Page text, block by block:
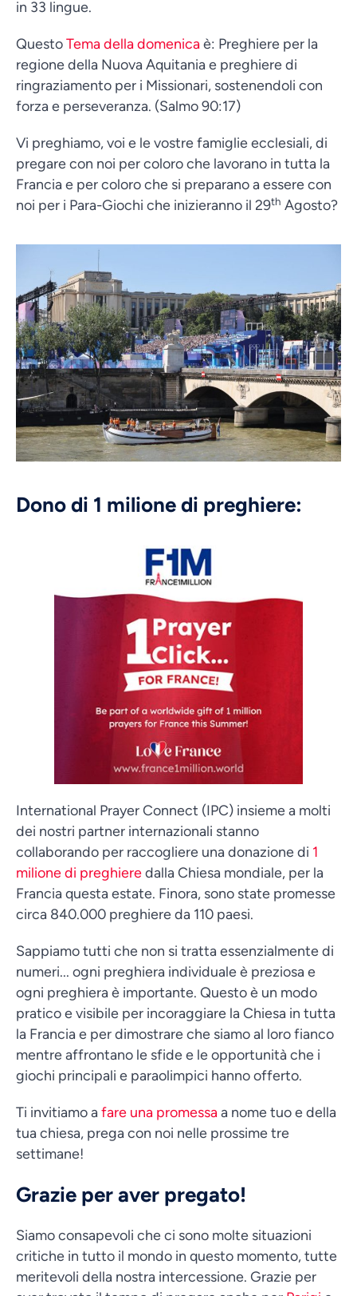
in 33 lingue.
QuestoTema della domenicaè: Preghiere per la
regione della Nuova Aquitania e preghiere di
ringraziamento per i Missionari, sostenendoli con
forza e perseveranza. (Salmo 90:17)
Vi preghiamo, voi e le vostre famiglie ecclesiali, di
pregare con noi per coloro che lavorano in tutta la
Francia e per coloro che si preparano a essere con
noi per i Para-Giochi che inizieranno il 29th Agosto?
Dono di 1 milione di preghiere:
International Prayer Connect (IPC) insieme a molti
dei nostri partner internazionali stanno
collaborando per raccogliere una donazione di 1
milione di preghieredalla Chiesa mondiale, per la
Francia questa estate. Finora, sono state promesse
circa 840.000 preghiere da 110 paesi.
Sappiamo tutti che non si tratta essenzialmente di
numeri... ogni preghiera individuale è preziosa e
ogni preghiera è importante. Questo è un modo
pratico e visibile per incoraggiare la Chiesa in tutta
la Francia e per dimostrare che siamo al loro fianco
mentre affrontano le sfide e le opportunità che i
giochi principali e paraolimpici hanno offerto.
Ti invitiamo a fare una promessaa nome tuo e della
tua chiesa, prega con noi nelle prossime tre
settimane!
Grazie per aver pregato!
Siamo consapevoli che ci sono molte situazioni
critiche in tutto il mondo in questo momento, tutte
meritevoli della nostra intercessione. Grazie per